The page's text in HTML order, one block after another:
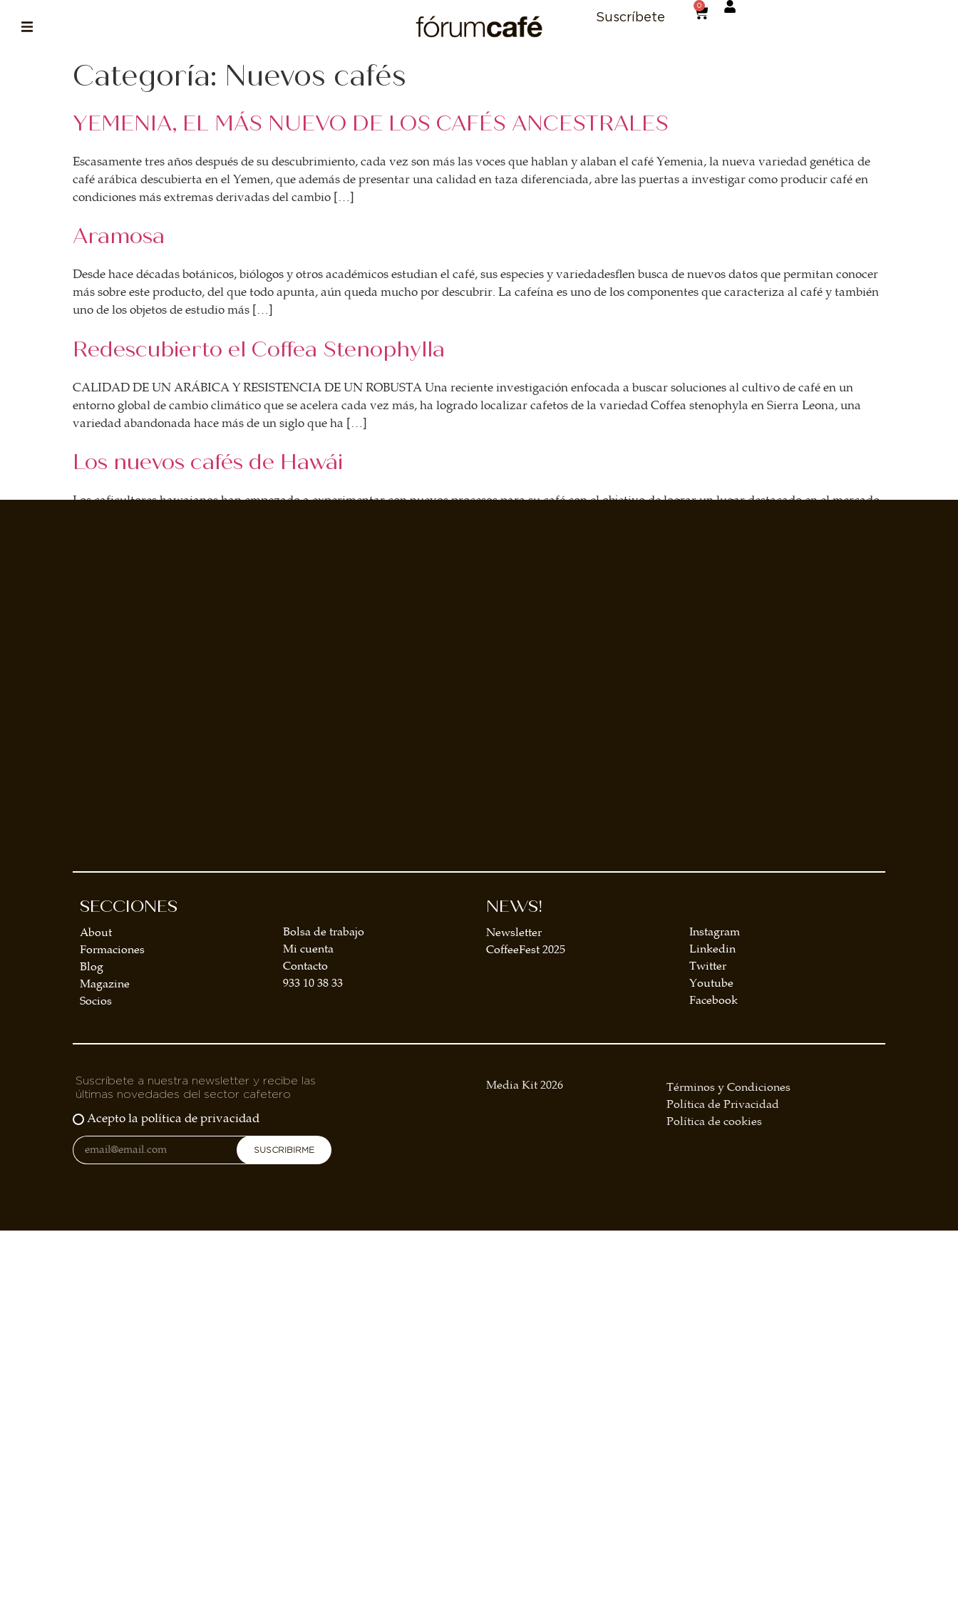
la historia de fórum
MAGAZINE
ASOCIADOS
conoce a nuestros asociados
FORMACIONES
el café siempre tiene algo nuevo que enseñarnos
¡te imaginas vivir de tu pasión por el café?
¡queremos saber de ti!
Suscríbete
0
Categoría: Nuevos cafés
YEMENIA, EL MÁS NUEVO DE LOS CAFÉS ANCESTRALES
Escasamente tres años después de su descubrimiento, cada vez son más las voces que hablan y alaban el café Yemenia, la nueva variedad genética de
café arábica descubierta en el Yemen, que además de presentar una calidad en taza diferenciada, abre las puertas a investigar como producir café en
condiciones más extremas derivadas del cambio […]
Aramosa
Desde hace décadas botánicos, biólogos y otros académicos estudian el café, sus especies y variedades en busca de nuevos datos que permitan conocer
más sobre este producto, del que todo apunta, aún queda mucho por descubrir. La cafeína es uno de los componentes que caracteriza al café y también
uno de los objetos de estudio más […]
Redescubierto el Coffea Stenophylla
CALIDAD DE UN ARÁBICA Y RESISTENCIA DE UN ROBUSTA Una reciente investigación enfocada a buscar soluciones al cultivo de café en un
entorno global de cambio climático que se acelera cada vez más, ha logrado localizar cafetos de la variedad Coffea stenophyla en Sierra Leona, una
variedad abandonada hace más de un siglo que ha […]
Los nuevos cafés de Hawái
Los caficultores hawaianos han empezado a experimentar con nuevos procesos para su café con el objetivo de lograr un lugar destacado en el mercado
SECCIONES
About
Formaciones
Blog
Magazine
Socios
Bolsa de trabajo
Mi cuenta
Contacto
933 10 38 33
NEWS!
Newsletter
CoffeeFest 2025
Instagram
Linkedin
Twitter
Youtube
Facebook
Suscríbete a nuestra newsletter y recibe las
últimas novedades del sector cafetero
Acepto la política de privacidad
SUSCRIBIRME
Media Kit 2026
Términos y Condiciones
Política de Privacidad
Política de cookies